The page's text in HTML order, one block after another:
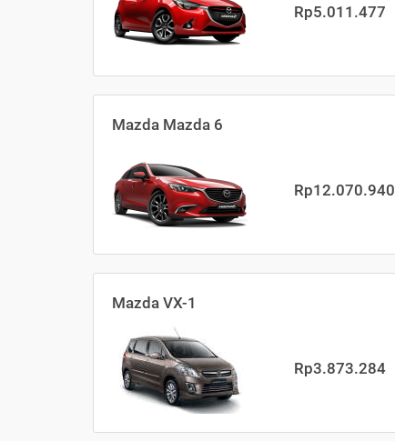
Rp5.011.477
Mazda Mazda 6
Rp12.070.940
Mazda VX-1
Rp3.873.284